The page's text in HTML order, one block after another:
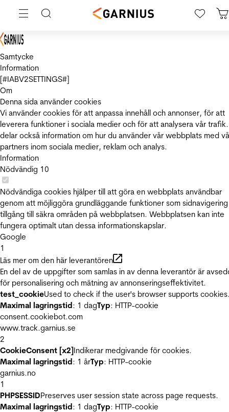
Samtycke
Information
[#IABV2SETTINGS#]
Om
Denna sida använder cookies
Vi använder cookies för att anpassa innehåll och annonser, för att
leverera funktioner i sociala medier och för att analysera vår
delar också information om hur du använder vår webbplats med
partners inom sociala medier, reklam och analys.
Information
Nödvändig 10
Nödvändiga cookies hjälper till att göra en webbplats användbar
genom att möjliggöra grundläggande funktioner som
tillgång till säkra områden på webbplatsen. Webbplatsen kan inte
fungera optimalt utan dessa informationskapslar.
Google
1
Läs mer om den här leverantören
En del av de uppgifter som samlas in av denna leverantör är
för personalisering och mätning av annonseringseffektivitet.
test_cookieUsed to check if the user's browser supports
Maximal lagringstid: 1 dagTyp: HTTP-cookie
consent.cookiebot.com
www.track.garnius.se
2
CookieConsent [x2]Indikerar medgivande för cookies.
Maximal lagringstid: 1 årTyp: HTTP-cookie
garnius.no
1
PHPSESSIDPreserves user session state across page requests.
Maximal lagringstid: 1 dagTyp: HTTP-cookie